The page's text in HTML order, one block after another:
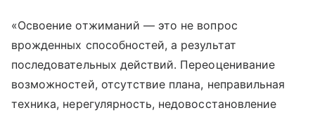
«Освоение отжиманий — это не вопрос
врожденных способностей, а результат
последовательных действий. Переоценивание
возможностей, отсутствие плана, неправильная
техника, нерегулярность, недовосстановление